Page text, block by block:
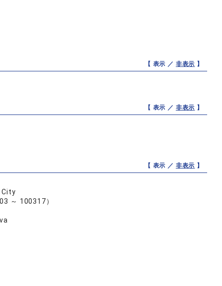
【 表示 ／ 非表示 】
【 表示 ／ 非表示 】
【 表示 ／ 非表示 】
City
～ 100317）